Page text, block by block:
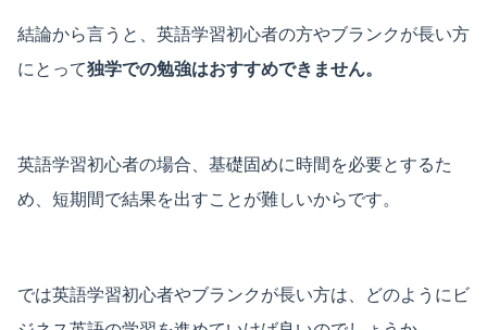
結論から言うと、英語学習初心者の方やブランクが長い方
にとって独学での勉強はおすすめできません。
英語学習初心者の場合、基礎固めに時間を必要とするた
め、短期間で結果を出すことが難しいからです。
では英語学習初心者やブランクが長い方は、どのようにビ